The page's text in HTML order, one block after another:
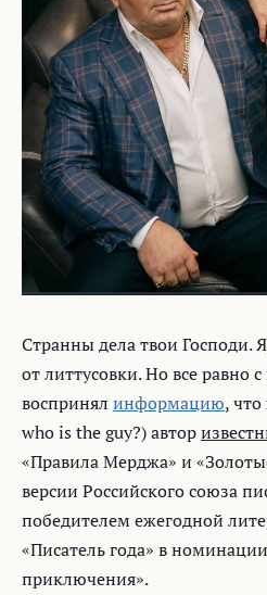
Странны дела твои Господи.
от литтусовки. Но все равно
воспринял информацию,
who is the guy?) автор
«Правила Мерджа» и
версии Российского союза
победителем ежегодной
«Писатель года» в
приключения».